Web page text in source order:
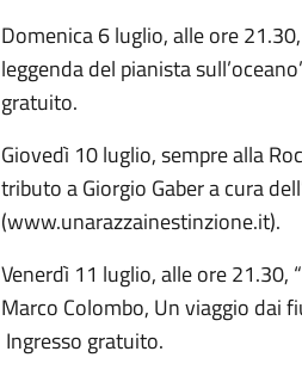
Domenica 6 luglio, alle ore
leggenda del pianista
gratuito.
Giovedì 10 luglio, sempre alla
tributo a Giorgio Gaber a cura
(www.unarazzainestinzione.it).
Venerdì 11 luglio, alle ore 21.30,
Marco Colombo, Un viaggio dai
Ingresso gratuito.